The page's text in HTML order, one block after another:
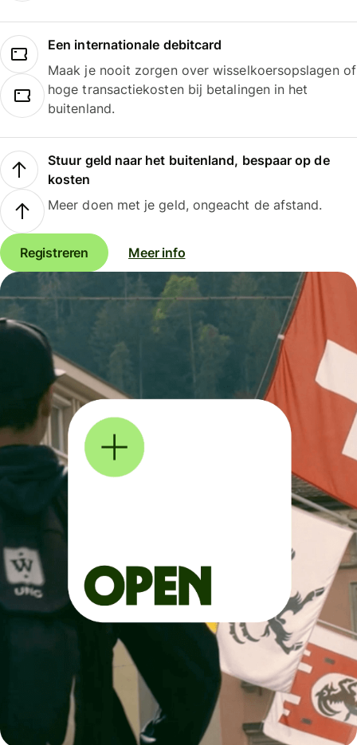
Een internationale debitcard
Maak je nooit zorgen over wisselkoersopslagen of
hoge transactiekosten bij betalingen in het
buitenland.
Stuur geld naar het buitenland, bespaar op de
kosten
Meer doen met je geld, ongeacht de afstand.
Registreren Meer info